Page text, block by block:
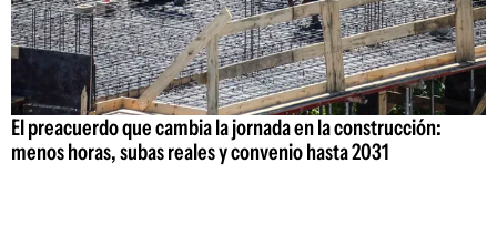
El preacuerdo que cambia la jornada en la construcción:
menos horas, subas reales y convenio hasta 2031